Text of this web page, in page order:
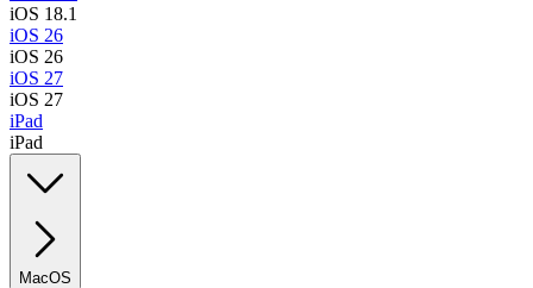
iOS 18.1
iOS 26
iOS 26
iOS 27
iOS 27
iPad
iPad
MacOS